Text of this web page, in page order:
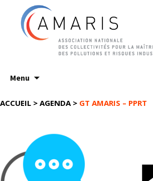
Menu
au
ACCUEIL > AGENDA> GT AMARIS – PPRT